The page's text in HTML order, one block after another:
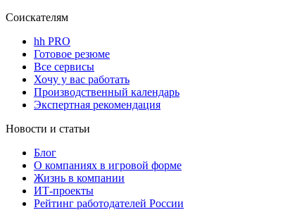
Соискателям
hh PRO
Готовое резюме
Все сервисы
Хочу у вас работать
Производственный календарь
Экспертная рекомендация
Новости и статьи
Блог
О компаниях в игровой форме
Жизнь в компании
ИТ-проекты
Рейтинг работодателей России